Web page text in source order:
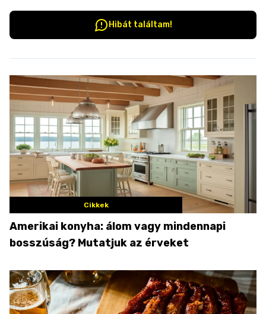
Hibát találtam!
Cikkek
Amerikai konyha: álom vagy mindennapi
bosszúság? Mutatjuk az érveket